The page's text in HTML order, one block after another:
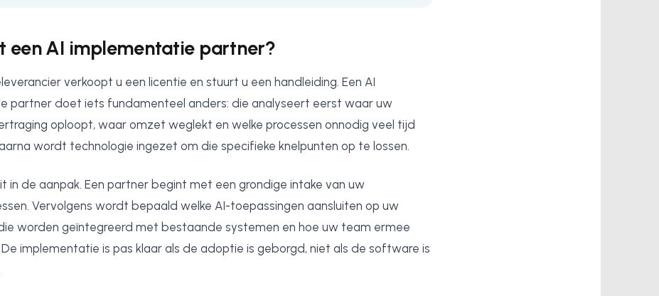
een AI implementatie partner?
verkoopt u een licentie en stuurt u een handleiding. Een AI
partner doet iets fundamenteel anders: die analyseert eerst waar uw
oploopt, waar omzet weglekt en welke processen onnodig veel tijd
wordt technologie ingezet om die specifieke knelpunten op te lossen.
in de aanpak. Een partner begint met een grondige intake van uw
Vervolgens wordt bepaald welke AI-toepassingen aansluiten op uw
worden geïntegreerd met bestaande systemen en hoe uw team ermee
De implementatie is pas klaar als de adoptie is geborgd, niet als de software is